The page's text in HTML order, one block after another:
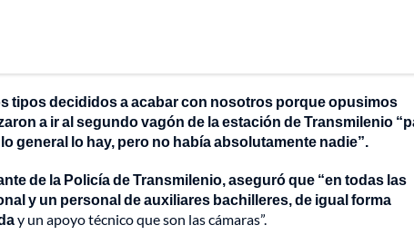
tipos decididos a acabar con nosotros porque opusimos
a ir al segundo vagón de la estación de Transmilenio
general lo hay, pero no había absolutamente nadie”.
de la Policía de Transmilenio, aseguró que “en todas las
y un personal de auxiliares bachilleres, de igual forma
y un apoyo técnico que son las cámaras”.